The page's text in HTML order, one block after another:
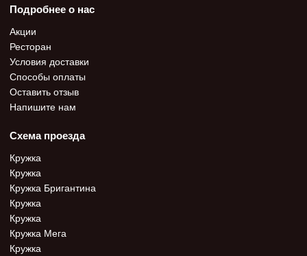
Подробнее о нас
Акции
Ресторан
Условия доставки
Способы оплаты
Оставить отзыв
Напишите нам
Схема проезда
Кружка
Кружка
Кружка Бригантина
Кружка
Кружка
Кружка Мега
Кружка